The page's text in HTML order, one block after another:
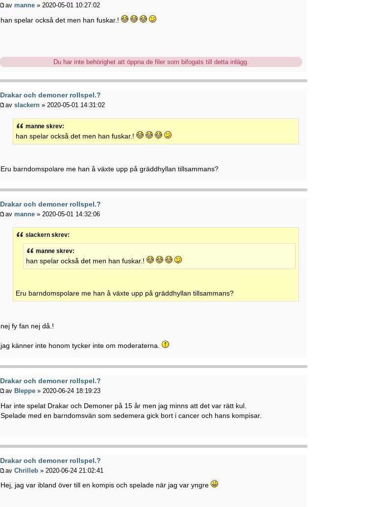
avmanne » 2020-05-01 10:27:02
han spelar också det men han fuskar.!
Du har inte behörighet att öppna de filer som bifogats till detta inlägg.
Drakar och demoner rollspel.?
avslackern » 2020-05-01 14:31:02
manne skrev:
han spelar också det men han fuskar.!
Eru barndomspolare me han å växte upp på gräddhyllan tillsammans?
Drakar och demoner rollspel.?
avmanne » 2020-05-01 14:32:06
slackern skrev:
manne skrev:
han spelar också det men han fuskar.!
Eru barndomspolare me han å växte upp på gräddhyllan tillsammans?
nej fy fan nej då.!
jag känner inte honom tycker inte om moderaterna.
Drakar och demoner rollspel.?
av Bleppe » 2020-06-24 18:19:23
Har inte spelat Drakar och Demoner på 15 år men jag minns att det var rätt kul.
Spelade med en barndomsvän som sedemera gick bort i cancer och hans kompisar.
Drakar och demoner rollspel.?
avChrilleb » 2020-06-24 21:02:41
Hej, jag var ibland över till en kompis och spelade när jag var yngre